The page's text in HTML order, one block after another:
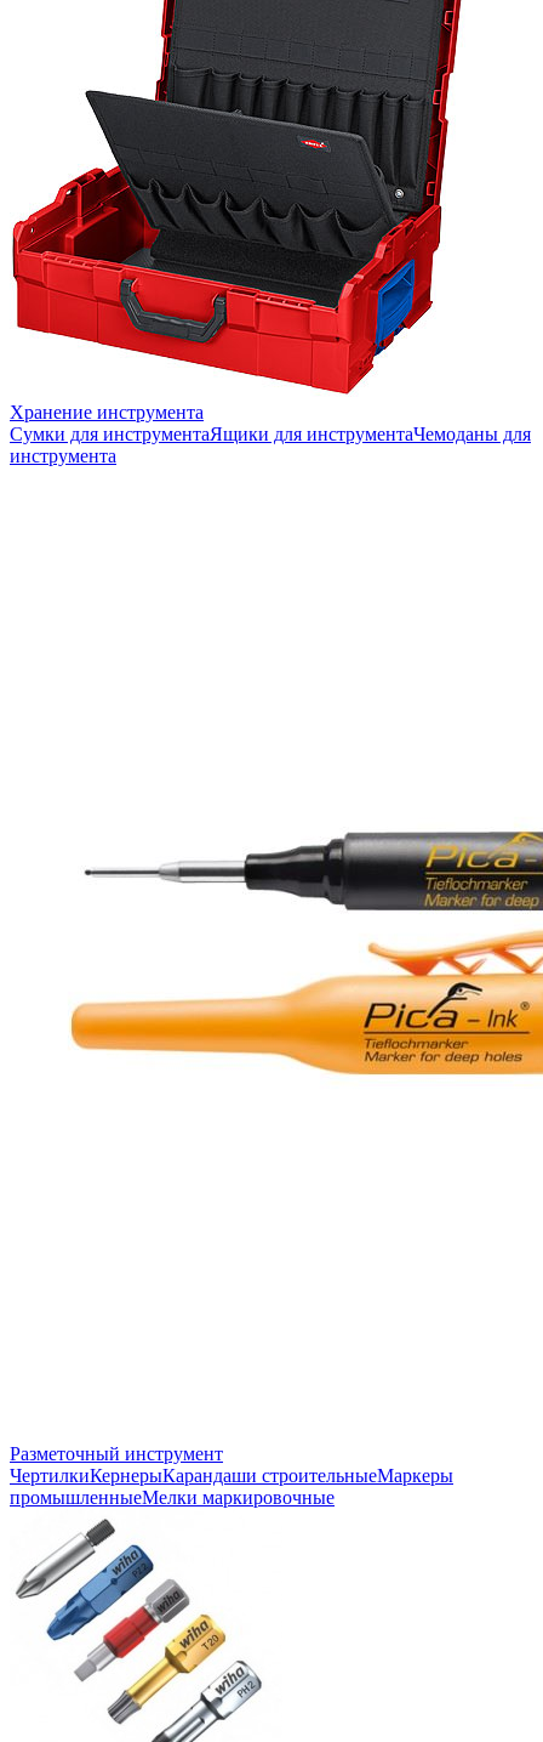
Хранение инструмента
Сумки для инструментаЯщики для инструментаЧемоданы для
инструмента
Разметочный инструмент
ЧертилкиКернерыКарандаши строительныеМаркеры
промышленныеМелки маркировочные